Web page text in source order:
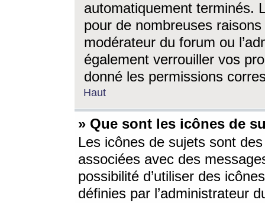
automatiquement terminés.
pour de nombreuses
modérateur du forum ou
également verrouiller vos
donné les permissions
Haut
» Que sont les icônes de
Les icônes de sujets sont
associées avec des
possibilité d’utiliser des
définies par l’administrateur